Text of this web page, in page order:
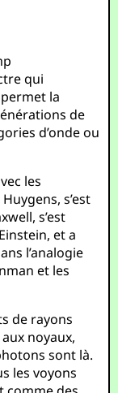
qui
la
de
d’onde ou
les
s’est
s’est
et a
l’analogie
et les
de rayons
noyaux,
sont là.
les voyons